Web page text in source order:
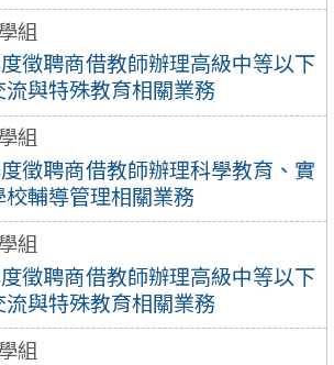
組
徵聘商借教師辦理高級中等以下
與特殊教育相關業務
組
徵聘商借教師辦理科學教育、實
輔導管理相關業務
組
徵聘商借教師辦理高級中等以下
與特殊教育相關業務
組